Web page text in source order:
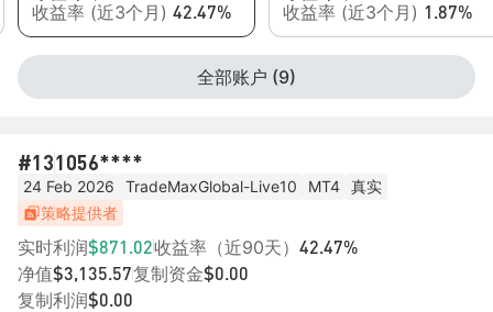
收益率 (近3个月) 42.47% 收益率 (近3个月) 1.87%
全部账户 (9)
#131056****
24 Feb 2026 TradeMaxGlobal-Live10 MT4 真实
策略提供者
实时利润$871.02收益率（近90天） 42.47%
净值$3,135.57复制资金$0.00
复制利润$0.00